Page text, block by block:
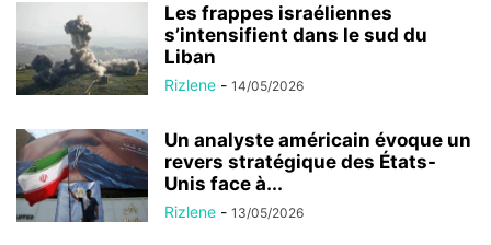
Les frappes israéliennes
s’intensifient dans le sud du
Liban
Rizlene - 14/05/2026
Un analyste américain évoque un
revers stratégique des États-
Unis face à...
Rizlene - 13/05/2026